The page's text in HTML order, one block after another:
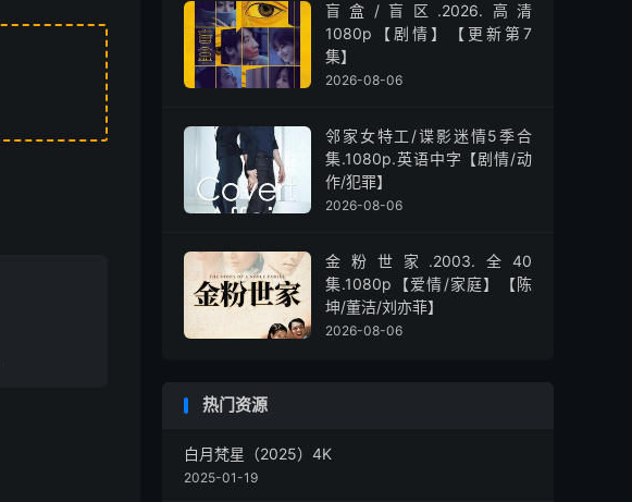
盲盒/盲区.2026.高清
1080p【剧情】【更新第7
集】
2026-08-06
邻家女特工/谍影迷情5季合
集.1080p.英语中字【剧情/动
作/犯罪】
2026-08-06
金粉世家.2003.全40
集.1080p【爱情/家庭】【陈
坤/董洁/刘亦菲】
2026-08-06
热门资源
白月梵星（2025）4K
2025-01-19